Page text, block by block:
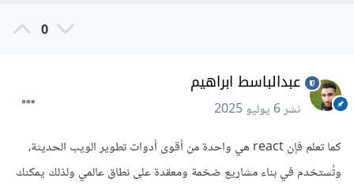
0
عبدالباسط ابراهيم
نشر6 يوليو 2025
كما تعلم فإن react هي واحدة من أقوى أدوات تطوير الويب الحديثة،
وتُستخدم في بناء مشاريع ضخمة ومعقدة على نطاق عالمي ولذلك يمكنك